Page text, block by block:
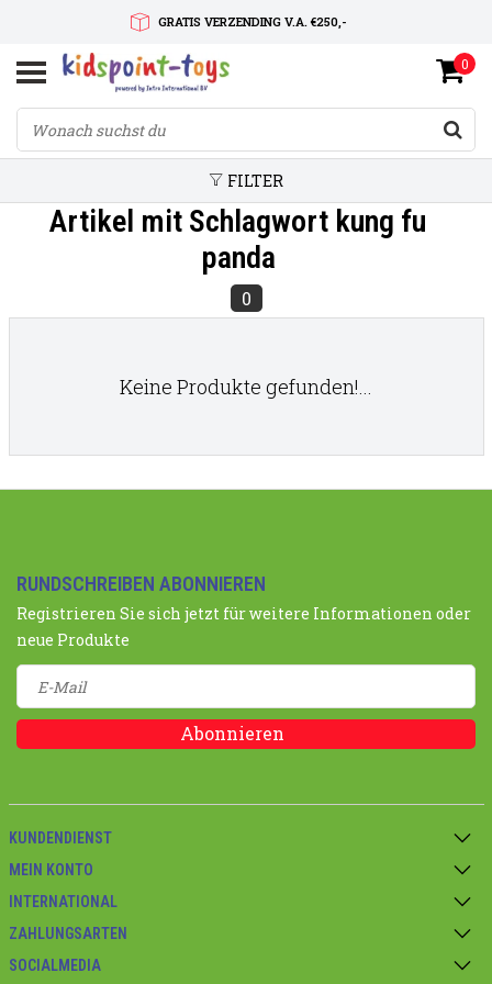
GRATIS VERZENDING V.A. €250,-
SNELLE LEVERTIJD
SERVICE OP MAAT
0
FILTER
Artikel mit Schlagwort kung fu
panda
0
Keine Produkte gefunden!...
RUNDSCHREIBEN ABONNIEREN
Registrieren Sie sich jetzt für weitere Informationen oder
neue Produkte
Abonnieren
KUNDENDIENST
MEIN KONTO
INTERNATIONAL
ZAHLUNGSARTEN
SOCIALMEDIA